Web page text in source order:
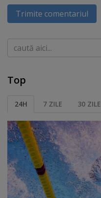
Trimite comentariul
Caută
Top
24H 7 ZILE 30 ZILE